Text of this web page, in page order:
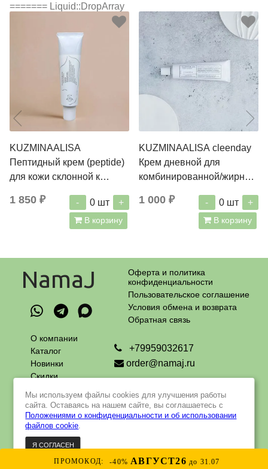
ПРОМОКОД: -40%АВГУСТ26 до 31.07
======= Liquid::DropArray
KUZMINAALISA
Пептидный крем (peptide)
для кожи склонной к
1 850 ₽ - 0 шт +
В корзину
KUZMINAALISA cleenday
Крем дневной для
комбинированной/жирной
1 000 ₽ - 0 шт +
В корзину
NamaJ
Оферта и политика
конфиденциальности
Пользовательское соглашение
Условия обмена и возврата
Обратная связь
О компании
Каталог
Новинки
Скидки
и доставка
Контакты
+79959032617
order@namaj.ru
г. Москва, Чечерский проезд, 90
пн - пт с 9 до 18 ч
© 2022 - 2023 Интернет-магазин натуральной и органической
Интернет-магазин создан на Insales
Мы используем файлы cookies для улучшения работы
сайта. Оставаясь на нашем сайте, вы соглашаетесь с
Положениями о конфиденциальности и об использовании
файлов cookie
Я СОГЛАСЕН